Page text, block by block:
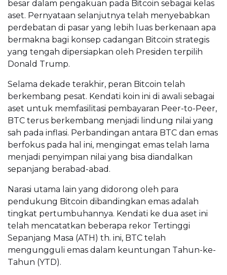
besar dalam pengakuan pada Bitcoin sebagai kelas
aset. Pernyataan selanjutnya telah menyebabkan
perdebatan di pasar yang lebih luas berkenaan apa
bermakna bagi konsep cadangan Bitcoin strategis
yang tengah dipersiapkan oleh Presiden terpilih
Donald Trump.
Selama dekade terakhir, peran Bitcoin telah
berkembang pesat. Kendati koin ini di awali sebagai
aset untuk memfasilitasi pembayaran Peer-to-Peer,
BTC terus berkembang menjadi lindung nilai yang
sah pada inflasi. Perbandingan antara BTC dan emas
berfokus pada hal ini, mengingat emas telah lama
menjadi penyimpan nilai yang bisa diandalkan
sepanjang berabad-abad.
Narasi utama lain yang didorong oleh para
pendukung Bitcoin dibandingkan emas adalah
tingkat pertumbuhannya. Kendati ke dua aset ini
telah mencatatkan beberapa rekor Tertinggi
Sepanjang Masa (ATH) th. ini, BTC telah
mengungguli emas dalam keuntungan Tahun-ke-
Tahun (YTD).